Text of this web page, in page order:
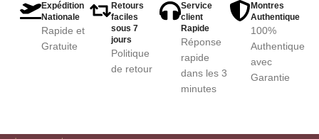
Expédition
Nationale
Rapide et
Gratuite
Retours
faciles
sous 7
jours
Politique
de retour
Service
client
Rapide
Réponse
rapide
dans les 3
minutes
Montres
Authentique
100%
Authentique
avec
Garantie